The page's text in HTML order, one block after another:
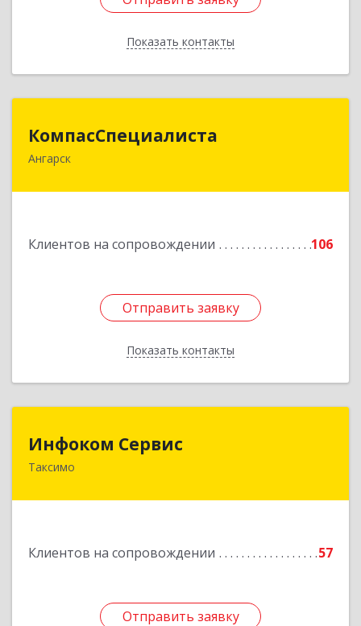
Показать контакты
Назад
КомпасСпециалиста
Ангарск
Клиентов на сопровождении 106
Отправить заявку
Показать контакты
665826, Иркутская обл, Ангарск г, 12А мкр, дом
Отправить заявку
Назад
Инфоком Сервис
Таксимо
Клиентов на сопровождении 57
Отправить заявку
671560, Республика Бурятия, Муйский р-н, пгт.
Отправить заявку